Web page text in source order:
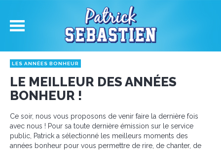
LES ANNÉES BONHEUR
LE MEILLEUR DES ANNÉES
BONHEUR !
Ce soir, nous vous proposons de venir faire la dernière fois
avec nous ! Pour sa toute dernière émission sur le service
public, Patrick a sélectionné les meilleurs moments des
années bonheur pour vous permettre de rire, de chanter, de